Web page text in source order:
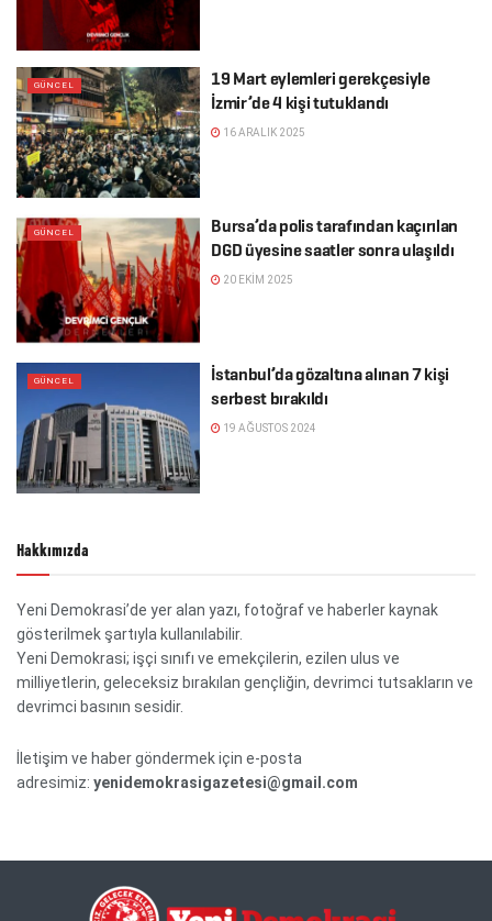
GÜNCEL
19 Mart eylemleri gerekçesiyle
İzmir’de 4 kişi tutuklandı
16 ARALIK 2025
GÜNCEL
Bursa’da polis tarafından kaçırılan
DGD üyesine saatler sonra ulaşıldı
20 EKIM 2025
GÜNCEL
İstanbul’da gözaltına alınan 7 kişi
serbest bırakıldı
19 AĞUSTOS 2024
Hakkımızda
Yeni Demokrasi’de yer alan yazı, fotoğraf ve haberler kaynak
gösterilmek şartıyla kullanılabilir.
Yeni Demokrasi; işçi sınıfı ve emekçilerin, ezilen ulus ve
milliyetlerin, geleceksiz bırakılan gençliğin, devrimci tutsakların ve
devrimci basının sesidir.
İletişim ve haber göndermek için e-posta
adresimiz: yenidemokrasigazetesi@gmail.com